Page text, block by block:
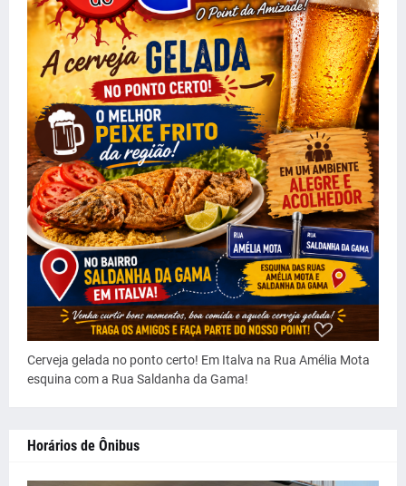
Cerveja gelada no ponto certo! Em Italva na Rua Amélia Mota
esquina com a Rua Saldanha da Gama!
Horários de Ônibus